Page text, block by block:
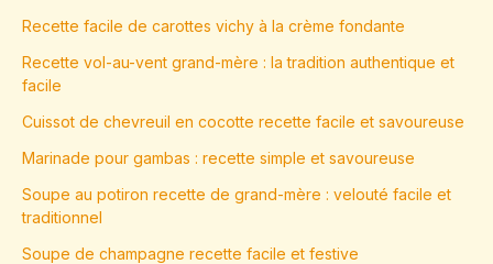
Recette facile de carottes vichy à la crème fondante
Recette vol-au-vent grand-mère : la tradition authentique et
facile
Cuissot de chevreuil en cocotte recette facile et savoureuse
Marinade pour gambas : recette simple et savoureuse
Soupe au potiron recette de grand-mère : velouté facile et
traditionnel
Soupe de champagne recette facile et festive